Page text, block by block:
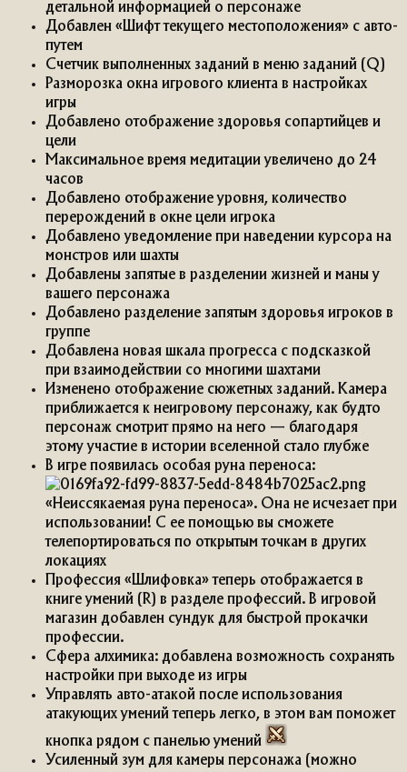
детальной информацией о персонаже
Добавлен «Шифт текущего местоположения» с авто-
путем
Счетчик выполненных заданий в меню заданий (Q)
Разморозка окна игрового клиента в настройках
игры
Добавлено отображение здоровья сопартийцев и
цели
Максимальное время медитации увеличено до 24
часов
Добавлено отображение уровня, количество
перерождений в окне цели игрока
Добавлено уведомление при наведении курсора на
монстров или шахты
Добавлены запятые в разделении жизней и маны у
вашего персонажа
Добавлено разделение запятым здоровья игроков в
группе
Добавлена новая шкала прогресса с подсказкой
при взаимодействии со многими шахтами
Изменено отображение сюжетных заданий. Камера
приближается к неигровому персонажу, как будто
персонаж смотрит прямо на него — благодаря
этому участие в истории вселенной стало глубже
В игре появилась особая руна переноса:
«Неиссякаемая руна переноса». Она не исчезает при
использовании! С ее помощью вы сможете
телепортироваться по открытым точкам в других
локациях
Профессия «Шлифовка» теперь отображается в
книге умений (R) в разделе профессий. В игровой
магазин добавлен сундук для быстрой прокачки
профессии.
Сфера алхимика: добавлена возможность сохранять
настройки при выходе из игры
Управлять авто-атакой после использования
атакующих умений теперь легко, в этом вам поможет
кнопка рядом с панелью умений
Усиленный зум для камеры персонажа (можно